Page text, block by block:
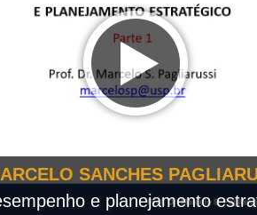
SANCHES
e planejamento